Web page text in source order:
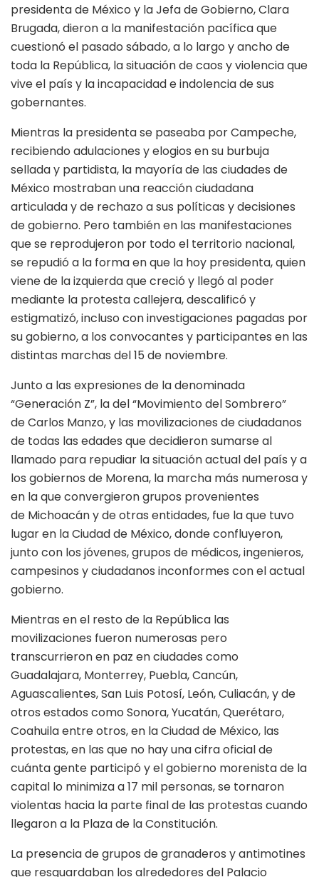
presidenta de México y la Jefa de Gobierno, Clara
Brugada, dieron a la manifestación pacífica que
cuestionó el pasado sábado, a lo largo y ancho de
toda la República, la situación de caos y violencia que
vive el país y la incapacidad e indolencia de sus
gobernantes.
Mientras la presidenta se paseaba por Campeche,
recibiendo adulaciones y elogios en su burbuja
sellada y partidista, la mayoría de las ciudades de
México mostraban una reacción ciudadana
articulada y de rechazo a sus políticas y decisiones
de gobierno. Pero también en las manifestaciones
que se reprodujeron por todo el territorio nacional,
se repudió a la forma en que la hoy presidenta, quien
viene de la izquierda que creció y llegó al poder
mediante la protesta callejera, descalificó y
estigmatizó, incluso con investigaciones pagadas por
su gobierno, a los convocantes y participantes en las
distintas marchas del 15 de noviembre.
Junto a las expresiones de la denominada
“Generación Z”, la del “Movimiento del Sombrero”
de Carlos Manzo, y las movilizaciones de ciudadanos
de todas las edades que decidieron sumarse al
llamado para repudiar la situación actual del país y a
los gobiernos de Morena, la marcha más numerosa y
en la que convergieron grupos provenientes
de Michoacán y de otras entidades, fue la que tuvo
lugar en la Ciudad de México, donde confluyeron,
junto con los jóvenes, grupos de médicos, ingenieros,
campesinos y ciudadanos inconformes con el actual
gobierno.
Mientras en el resto de la República las
movilizaciones fueron numerosas pero
transcurrieron en paz en ciudades como
Guadalajara, Monterrey, Puebla, Cancún,
Aguascalientes, San Luis Potosí, León, Culiacán, y de
otros estados como Sonora, Yucatán, Querétaro,
Coahuila entre otros, en la Ciudad de México, las
protestas, en las que no hay una cifra oficial de
cuánta gente participó y el gobierno morenista de la
capital lo minimiza a 17 mil personas, se tornaron
violentas hacia la parte final de las protestas cuando
llegaron a la Plaza de la Constitución.
La presencia de grupos de granaderos y antimotines
que resguardaban los alrededores del Palacio